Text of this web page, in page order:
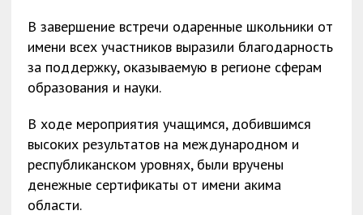
В завершение встречи одаренные школьники от
имени всех участников выразили благодарность
за поддержку, оказываемую в регионе сферам
образования и науки.
В ходе мероприятия учащимся, добившимся
высоких результатов на международном и
республиканском уровнях, были вручены
денежные сертификаты от имени акима
области.